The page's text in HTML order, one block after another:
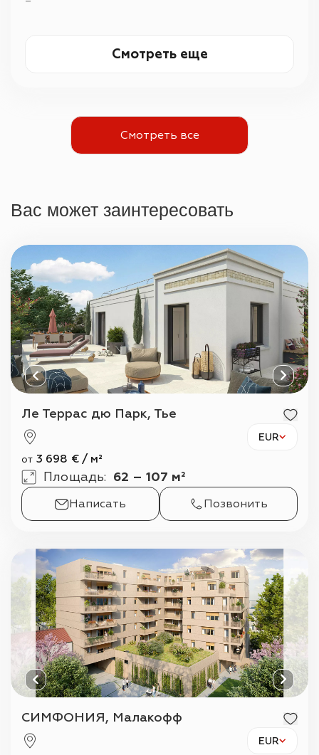
Смотреть еще
Смотреть все
Вас может заинтересовать
Ле Террас дю Парк, Тье
EUR
от 3 698 € / м²
Площадь: 62 – 107 м²
Написать Позвонить
СИМФОНИЯ, Малакофф
EUR